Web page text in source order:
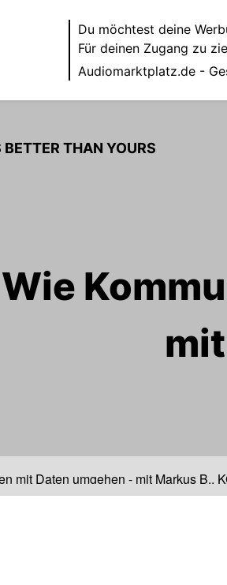
Du möchtest deine
Für deinen Zugang zu
Audiomarktplatz.de-
BETTER THAN YOURS
Wie
mit Daten umgehen - mit Markus B.,